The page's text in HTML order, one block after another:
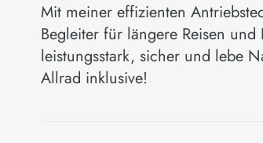
Mit meiner effizienten
Begleiter für längere Reisen
leistungsstark, sicher und lebe
Allrad inklusive!